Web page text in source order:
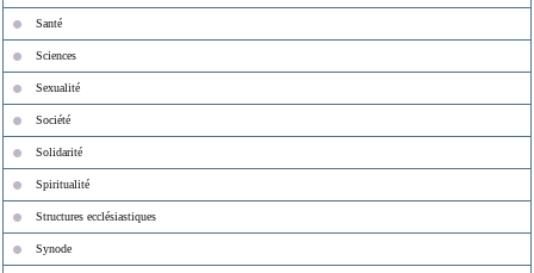
Santé
Sciences
Sexualité
Société
Solidarité
Spiritualité
Structures ecclésiastiques
Synode